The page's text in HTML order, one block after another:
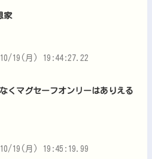
家
19(月) 19:44:27.22
くマグセーフオンリーはありえる
19(月) 19:45:19.99